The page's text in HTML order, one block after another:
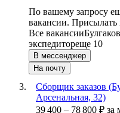
По вашему запросу
вакансии. Присылать
Все вакансии
экспедитореще 10
В мессенджер
На почту
Сборщик заказов
Арсенальная, 32)
39 400 – 78 800 ₽ за